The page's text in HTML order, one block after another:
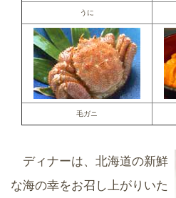
うに
毛ガニ
ディナーは、北海道の新鮮
な海の幸をお召し上がりいた